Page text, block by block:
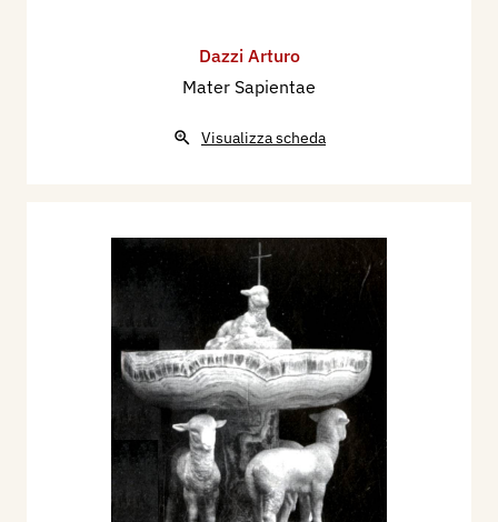
Dazzi Arturo
Mater Sapientae
Visualizza scheda